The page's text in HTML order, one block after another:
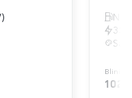
350
blini